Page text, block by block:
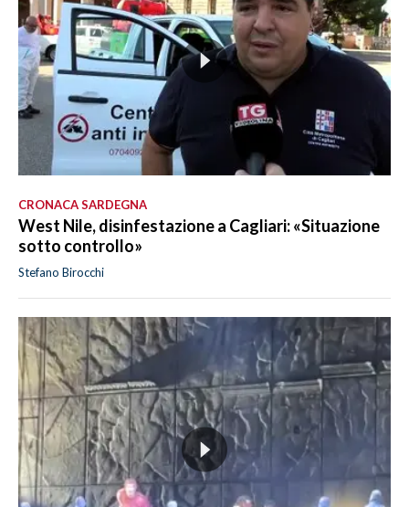
CRONACA SARDEGNA
West Nile, disinfestazione a Cagliari: «Situazione
sotto controllo»
Stefano Birocchi